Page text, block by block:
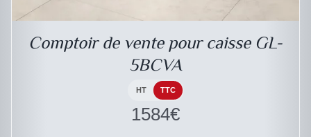
Comptoir de vente pour caisse GL-
5BCVA
HT TTC
1584€